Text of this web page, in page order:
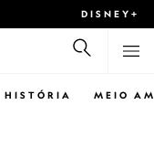
DISNEY+
HISTÓRIA MEIO